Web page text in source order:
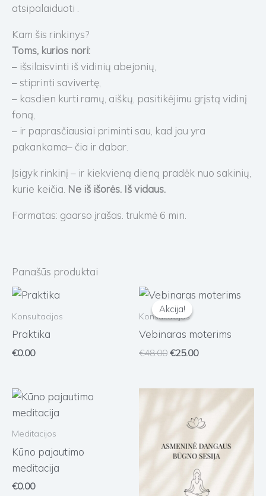
atsipalaiduoti .
Kam šis rinkinys?
Toms, kurios nori:
– išsilaisvinti iš vidinių abejonių,
– stiprinti savivertę,
– kasdien kurti ramų, aiškų, pasitikėjimu grįstą vidinį
foną,
– ir paprasčiausiai priminti sau, kad jau yra
pakankama– čia ir dabar.
Įsigyk rinkinį – ir kiekvieną dieną pradėk nuo sakinių,
kurie keičia. Ne iš išorės. Iš vidaus.
Formatas: gaarso įrašas. trukmė 6 min.
Panašūs produktai
Konsultacijos
Praktika
€0.00
Konsultacijos
Vebinaras moterims
€48.00
Original
price
was:
€25.00
Current
Meditacijos
Kūno pajautimo
meditacija
€0.00